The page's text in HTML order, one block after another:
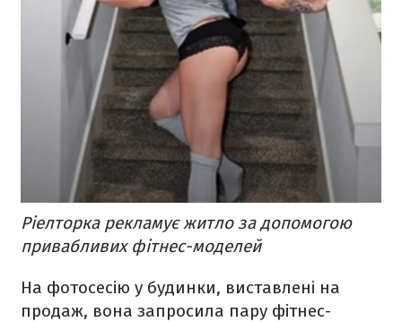
Ріелторка рекламує житло за допомогою
привабливих фітнес-моделей
На фотосесію у будинки, виставлені на
продаж, вона запросила пару фітнес-